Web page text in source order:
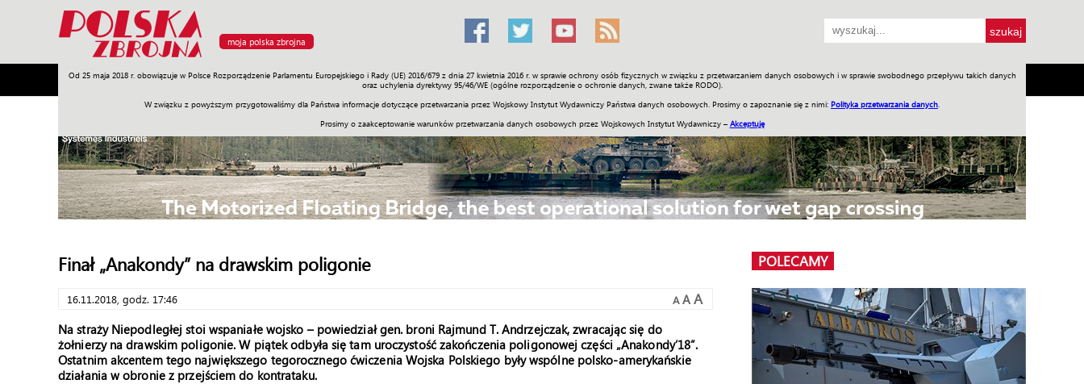
moja polska zbrojna
Od 25 maja 2018 r. obowiązuje w Polsce Rozporządzenie Parlamentu Europejskiego i Rady (UE) 2016/679 z dnia 27 kwietnia 2016 r. w sprawie ochrony osób fizycznych w związku z przetwarzaniem danych osobowych i w sprawie swobodnego przepływu takich danych
oraz uchylenia dyrektywy 95/46/WE (ogólne rozporządzenie o ochronie danych, zwane także RODO).
W związku z powyższym przygotowaliśmy dla Państwa informacje dotyczące przetwarzania przez Wojskowy Instytut Wydawniczy Państwa danych osobowych. Prosimy o zapoznanie się z nimi: Polityka przetwarzania danych
Prosimy o zaakceptowanie warunków przetwarzania danych osobowych przez Wojskowych Instytut Wydawniczy – Akceptuję
Armia Poligon Sprzęt Misje Polityka Prawo Świat Społeczność Sport Historia Galerie Wideo ENGLISH SKLEP Jednodniówki Praca w WIW
Finał „Anakondy” na drawskim poligonie
16.11.2018, godz. 17:46 A A A
Na straży Niepodległej stoi wspaniałe wojsko – powiedział gen. broni Rajmund T. Andrzejczak, zwracając się do
żołnierzy na drawskim poligonie. W piątek odbyła się tam uroczystość zakończenia poligonowej części „Anakondy’18”.
Ostatnim akcentem tego największego tegorocznego ćwiczenia Wojska Polskiego były wspólne polsko-amerykańskie
działania w obronie z przejściem do kontrataku.
POLECAMY